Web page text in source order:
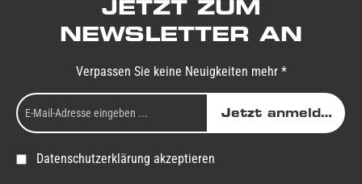
JETZT ZUM
NEWSLETTER AN
Verpassen Sie keine Neuigkeiten mehr *
Jetzt anmelden
Datenschutzerklärung akzeptieren